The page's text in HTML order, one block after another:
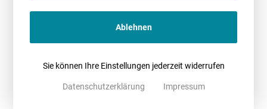
WEITERLESEN
Ablehnen
Sie können Ihre Einstellungen jederzeit widerrufen
Datenschutzerklärung Impressum